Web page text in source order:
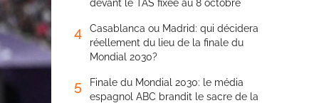
devant le TAS fixée au 8 octobre
4
Casablanca ou Madrid: qui décidera
réellement du lieu de la finale du
Mondial 2030?
5
Finale du Mondial 2030: le média
espagnol ABC brandit le sacre de la